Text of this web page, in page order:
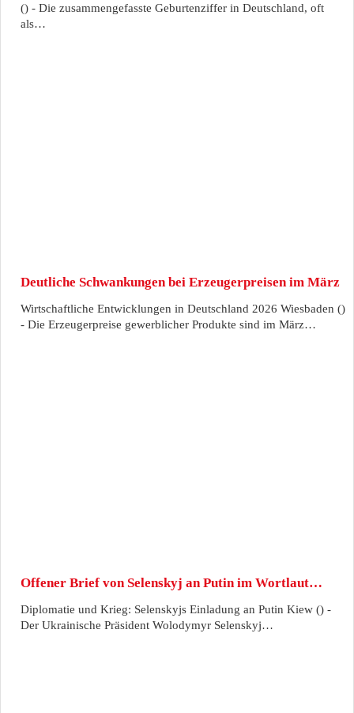
() - Die zusammengefasste Geburtenziffer in Deutschland, oft
als…
Deutliche Schwankungen bei Erzeugerpreisen im März
Wirtschaftliche Entwicklungen in Deutschland 2026 Wiesbaden ()
- Die Erzeugerpreise gewerblicher Produkte sind im März…
Offener Brief von Selenskyj an Putin im Wortlaut…
Diplomatie und Krieg: Selenskyjs Einladung an Putin Kiew () -
Der Ukrainische Präsident Wolodymyr Selenskyj…